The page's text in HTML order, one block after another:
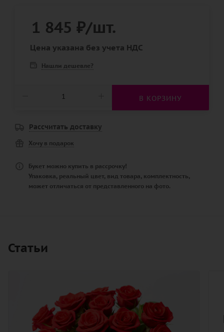
1 845 ₽/шт.
Цена указана без учета НДС
Нашли дешевле?
В КОРЗИНУ
Рассчитать доставку
Хочу в подарок
Букет можно купить в рассрочку!
Упаковка, реальный цвет, вид товара, комплектность,
может отличаться от представленного на фото.
Статьи